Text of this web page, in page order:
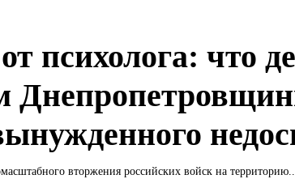
психолога: что
вторжения российских войск на